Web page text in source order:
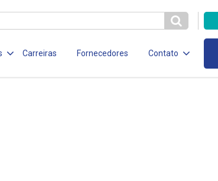
Carreiras Fornecedores Contato